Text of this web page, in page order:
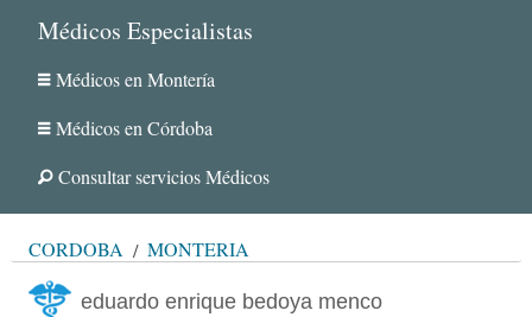
Médicos Especialistas
Médicos en Montería
Médicos en Córdoba
Consultar servicios Médicos
CÓRDOBA MONTERÍA
eduardo enrique bedoya menco